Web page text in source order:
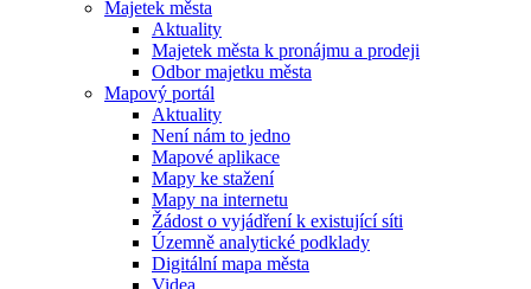
Majetek města
Aktuality
Majetek města k pronájmu a prodeji
Odbor majetku města
Mapový portál
Aktuality
Není nám to jedno
Mapové aplikace
Mapy ke stažení
Mapy na internetu
Žádost o vyjádření k existující síti
Územně analytické podklady
Digitální mapa města